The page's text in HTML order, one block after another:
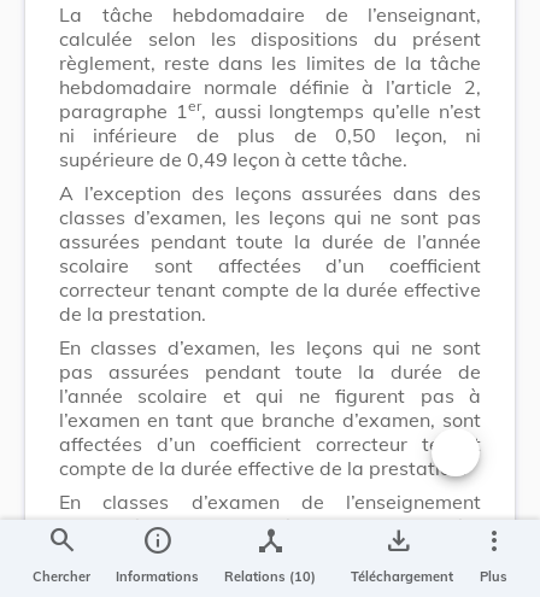
La tâche hebdomadaire de l’enseignant,
calculée selon les dispositions du présent
règlement, reste dans les limites de la tâche
hebdomadaire normale définie à l’article 2,
paragraphe 1 er, aussi longtemps qu’elle n’est
ni inférieure de plus de 0,50 leçon, ni
supérieure de 0,49 leçon à cette tâche.
A l’exception des leçons assurées dans des
classes d’examen, les leçons qui ne sont pas
assurées pendant toute la durée de l’année
scolaire sont affectées d’un coefficient
correcteur tenant compte de la durée effective
de la prestation.
En classes d’examen, les leçons qui ne sont
pas assurées pendant toute la durée de
l’année scolaire et qui ne figurent pas à
l’examen en tant que branche d’examen, sont
affectées d’un coefficient correcteur tenant
compte de la durée effective de la prestation.
En classes d’examen de l’enseignement
secondaire et de l’enseignement secondaire
technique, les leçons qui ne sont pas assurées
pendant toute la durée de l’année scolaire et
Changer la
search
Chercher
info
Informations
device_hub
Relations (10)
save_alt
Téléchargement
more_vert
Plus